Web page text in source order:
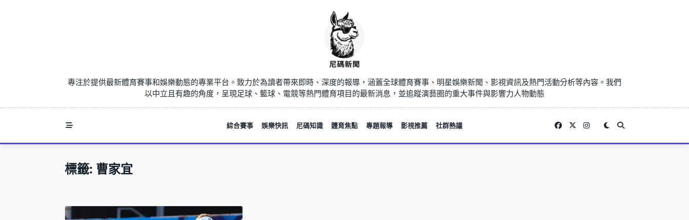
專注於提供最新體育賽事和娛樂動態的專業平台。致力於為讀者帶來即時、深度的報導，涵蓋全球體育賽事、明星娛樂新聞、影視資訊及熱門活動分析等內容。我們
以中立且有趣的角度，呈現足球、籃球、電競等熱門體育項目的最新消息，並追蹤演藝圈的重大事件與影響力人物動態
綜合賽事 娛樂快訊 尼碼知識 體育焦點 專題報導 影視推薦 社群熱議
標籤: 曹家宜